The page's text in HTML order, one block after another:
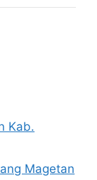
Kab.
Magetan